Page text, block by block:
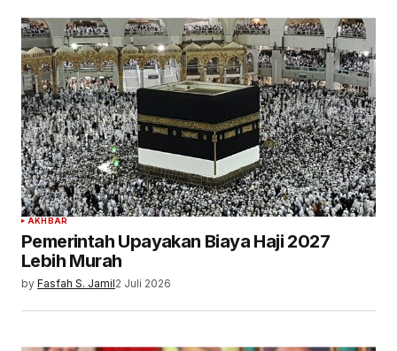
AKHBAR
Pemerintah Upayakan Biaya Haji 2027
Lebih Murah
by Fasfah S. Jamil2 Juli 2026